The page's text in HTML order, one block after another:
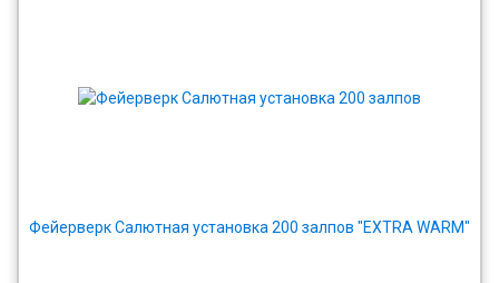
Фейерверк Салютная установка 200 залпов "EXTRA WARM"